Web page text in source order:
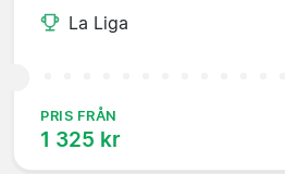
La Liga
PRIS FRÅN
1 325 kr